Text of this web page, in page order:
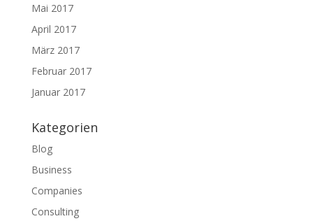
Mai 2017
April 2017
März 2017
Februar 2017
Januar 2017
Kategorien
Blog
Business
Companies
Consulting